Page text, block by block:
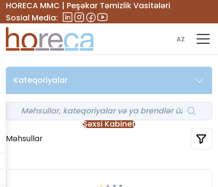
HORECA MMC | Peşəkar Təmizlik Vasitələri
Sosial Media:
AZ
Kateqoriyalar
Şəxsi Kabinet
Məhsullar